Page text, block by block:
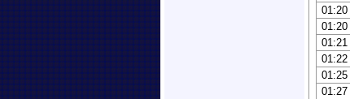
01:20
01:20
01:21
01:22
01:25
01:27